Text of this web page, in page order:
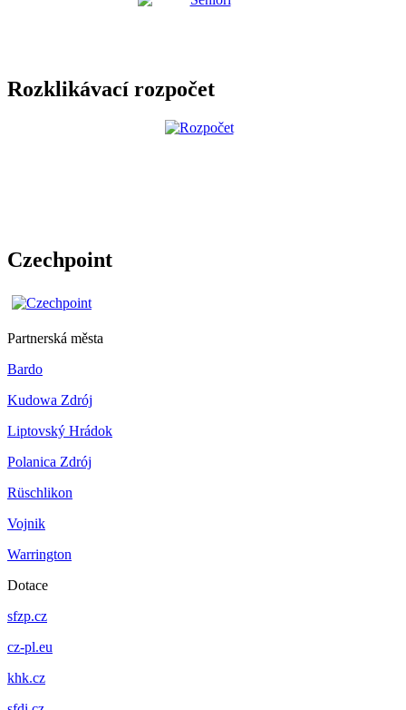
Rozklikávací rozpočet
Czechpoint
Partnerská města
Bardo
Kudowa Zdrój
Liptovský Hrádok
Polanica Zdrój
Rüschlikon
Vojnik
Warrington
Dotace
sfzp.cz
cz-pl.eu
khk.cz